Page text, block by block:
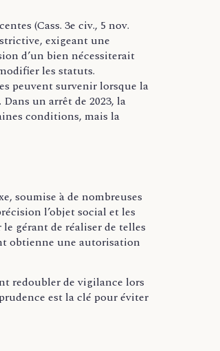
(Cass. 3e civ., 5 nov.
exigeant une
d’un bien nécessiterait
les statuts.
peuvent survenir lorsque la
un arrêt de 2023, la
conditions, mais la
soumise à de nombreuses
l’objet social et les
gérant de réaliser de telles
obtienne une autorisation
redoubler de vigilance lors
est la clé pour éviter